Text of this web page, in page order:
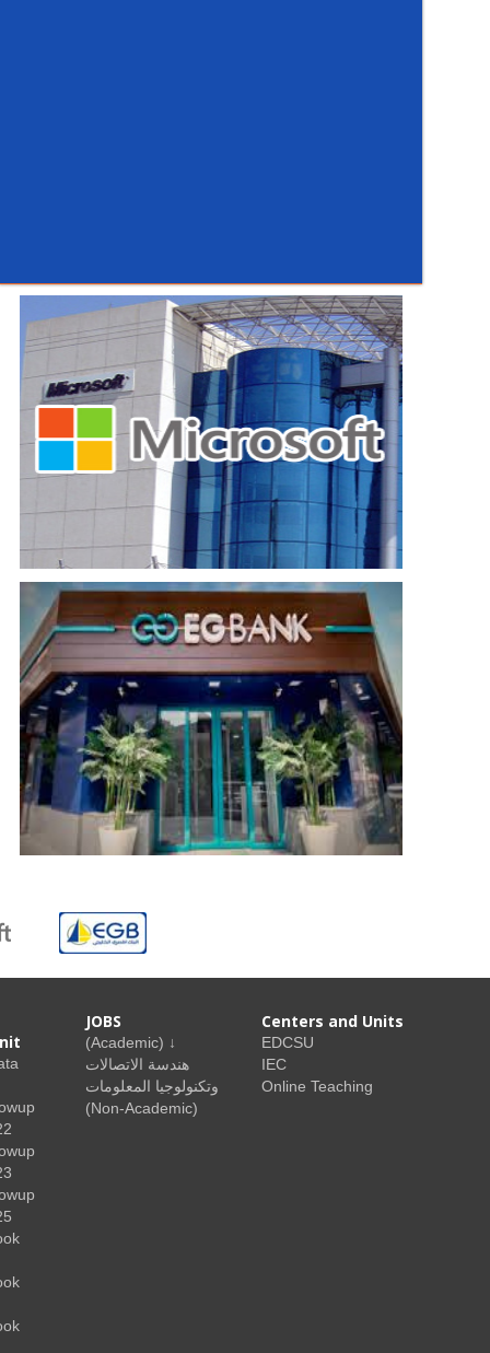
JOBS
(Academic) ↓
هندسة الاتصالات
وتكنولوجيا المعلومات
(Non-Academic)
Centers and Units
EDCSU
IEC
Online Teaching